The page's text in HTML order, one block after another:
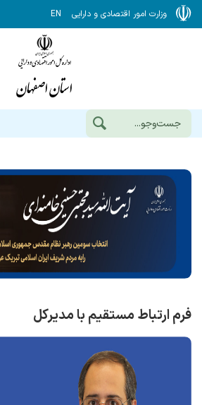
وزارت امور اقتصادی و دارایی EN
فرم ارتباط مستقیم با مدیرکل